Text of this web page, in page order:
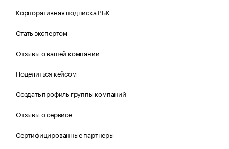
Корпоративная подписка РБК
Стать экспертом
Отзывы о вашей компании
Поделиться кейсом
Создать профиль группы компаний
Отзывы о сервисе
Сертифицированные партнеры